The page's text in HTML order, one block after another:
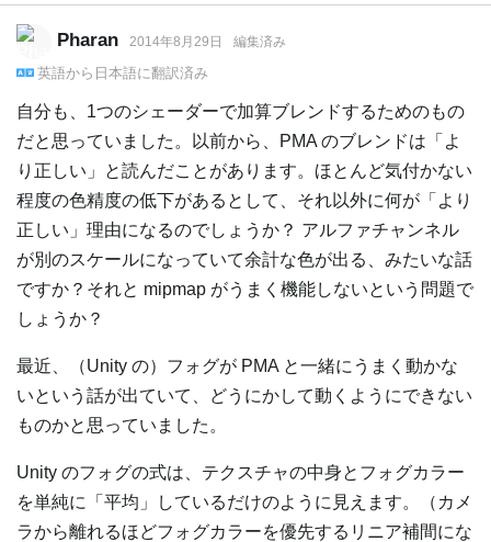
Pharan 2014年8月29日 編集済み
英語から 日本語に翻訳済み
自分も、1つのシェーダーで加算ブレンドするためのもの
だと思っていました。以前から、PMA のブレンドは「よ
り正しい」と読んだことがあります。ほとんど気付かない
程度の色精度の低下があるとして、それ以外に何が「より
正しい」理由になるのでしょうか？ アルファチャンネル
が別のスケールになっていて余計な色が出る、みたいな話
ですか？それと mipmap がうまく機能しないという問題で
しょうか？
最近、（Unity の）フォグが PMA と一緒にうまく動かな
いという話が出ていて、どうにかして動くようにできない
ものかと思っていました。
Unity のフォグの式は、テクスチャの中身とフォグカラー
を単純に「平均」しているだけのように見えます。（カメ
ラから離れるほどフォグカラーを優先するリニア補間にな